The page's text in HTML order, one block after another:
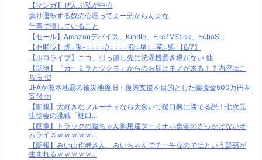
【マンガ】ぜんぶ私が中心
煽り運転する奴の心理ってよー分からんよな
仕事で得していること
【セール】Amazonデバイス、Kindle、FireTVStick、EchoS...
【セ順位】虎=兎-====//====燕=星==竜=鯉 【8/7】
【ホロライブ】ニコ、引っ越し先に洗濯機置き場がない 他
【期待】『カーミラとツクモ』からのお届けモノが来る！？内容はこ
ちら 他
JFAが熊本地震の被災地復旧・復興支援を目的とした義援金500万円を
寄付 他
【朗報】大好きなフルーチェなら大食いで樋口楓に勝てる説！七次元
生徒会の挑戦「樋口...
【画像】トラックの運ちゃん御用達ターミナル食堂のざっかけないオ
ムライスｗｗｗｗｗ...
【朗報】みい山作者さん、みいちゃんでチー牛なのではという疑惑が
生まれるｗｗｗｗｗ...